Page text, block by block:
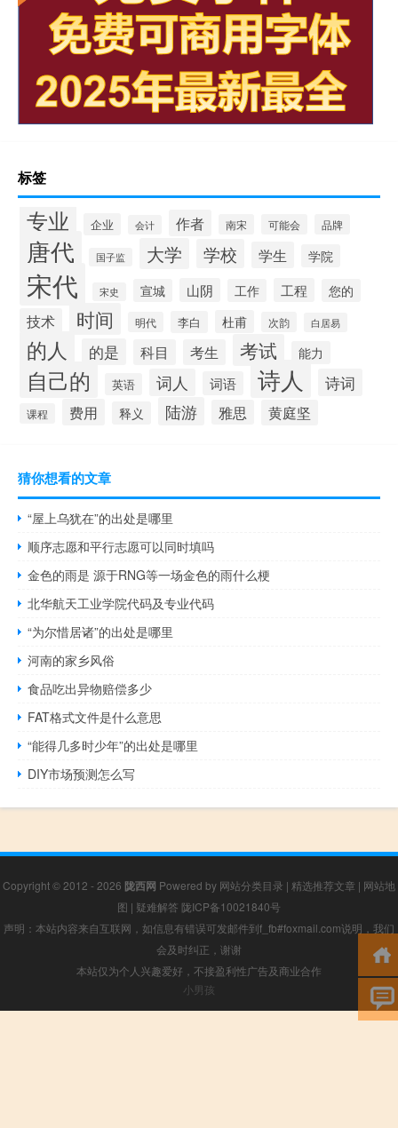
标签
专业 企业 会计 作者 南宋 可能会 品牌
唐代 国子监 大学 学校 学生 学院
宋代 宋史 宣城 山阴 工作 工程 您的
技术 时间 明代 李白 杜甫 次韵 白居易
的人 的是 科目 考生 考试 能力
自己的 英语 词人 词语 诗人 诗词
课程 费用 释义 陆游 雅思 黄庭坚
猜你想看的文章
“屋上乌犹在”的出处是哪里
顺序志愿和平行志愿可以同时填吗
金色的雨是 源于RNG等一场金色的雨什么梗
北华航天工业学院代码及专业代码
“为尔惜居诸”的出处是哪里
河南的家乡风俗
食品吃出异物赔偿多少
FAT格式文件是什么意思
“能得几多时少年”的出处是哪里
DIY市场预测怎么写
Copyright © 2012 - 2026 陇西网 Powered by 网站分类目录 | 精选推荐文章 | 网站地
图 | 疑难解答 陇ICP备10021840号
声明：本站内容来自互联网，如信息有错误可发邮件到f_fb#foxmail.com说明，我们
会及时纠正，谢谢
本站仅为个人兴趣爱好，不接盈利性广告及商业合作
小男孩